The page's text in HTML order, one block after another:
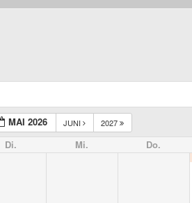
MAI 2026 JUNI 2027
Di. Mi. Do.